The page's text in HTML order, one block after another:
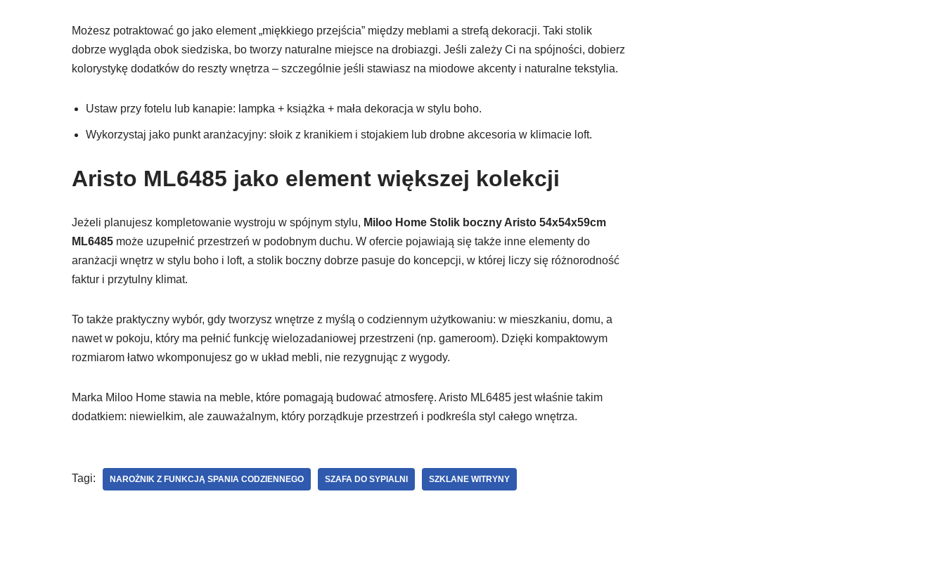
Możesz potraktować go jako element „miękkiego przejścia” między meblami a strefą dekoracji. Taki stolik
dobrze wygląda obok siedziska, bo tworzy naturalne miejsce na drobiazgi. Jeśli zależy Ci na spójności, dobierz
kolorystykę dodatków do reszty wnętrza – szczególnie jeśli stawiasz na miodowe akcenty i naturalne tekstylia.
Ustaw przy fotelu lub kanapie: lampka + książka + mała dekoracja w stylu boho.
Wykorzystaj jako punkt aranżacyjny: słoik z kranikiem i stojakiem lub drobne akcesoria w klimacie loft.
Aristo ML6485 jako element większej kolekcji
Jeżeli planujesz kompletowanie wystroju w spójnym stylu, Miloo Home Stolik boczny Aristo 54x54x59cm
ML6485 może uzupełnić przestrzeń w podobnym duchu. W ofercie pojawiają się także inne elementy do
aranżacji wnętrz w stylu boho i loft, a stolik boczny dobrze pasuje do koncepcji, w której liczy się różnorodność
faktur i przytulny klimat.
To także praktyczny wybór, gdy tworzysz wnętrze z myślą o codziennym użytkowaniu: w mieszkaniu, domu, a
nawet w pokoju, który ma pełnić funkcję wielozadaniowej przestrzeni (np. gameroom). Dzięki kompaktowym
rozmiarom łatwo wkomponujesz go w układ mebli, nie rezygnując z wygody.
Marka Miloo Home stawia na meble, które pomagają budować atmosferę. Aristo ML6485 jest właśnie takim
dodatkiem: niewielkim, ale zauważalnym, który porządkuje przestrzeń i podkreśla styl całego wnętrza.
Tagi: NAROŻNIK Z FUNKCJĄ SPANIA CODZIENNEGO SZAFA DO SYPIALNI SZKLANE WITRYNY